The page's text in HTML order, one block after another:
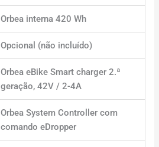
Orbea interna 420 Wh
Opcional (não incluído)
Orbea eBike Smart charger 2.ª
geração, 42V / 2-4A
Orbea System Controller com
comando eDropper